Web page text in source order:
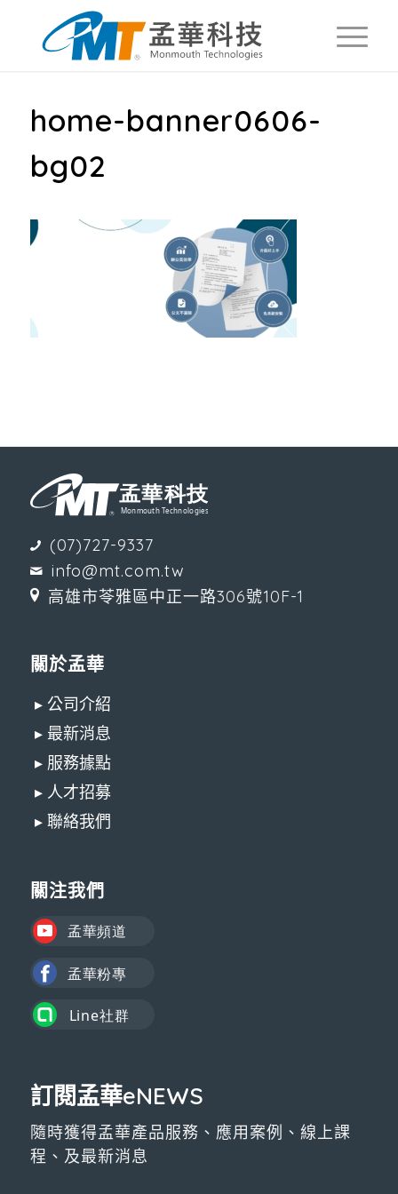
home-banner0606-
bg02
(07)727-9337
info@mt.com.tw
高雄市苓雅區中正一路306號10F-1
關於孟華
▸ 公司介紹
▸ 最新消息
▸ 服務據點
▸ 人才招募
▸ 聯絡我們
關注我們
訂閱孟華eNEWS
隨時獲得孟華產品服務、應用案例、線上課
程、及最新消息